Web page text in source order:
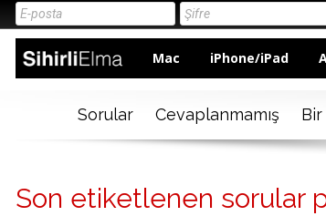
Mac iPhone/iPad
Sorular Cevaplanmamış
Son etiketlenen sorular